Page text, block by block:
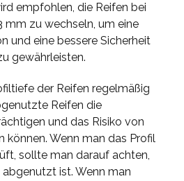
empfohlen, die Reifen bei
mm zu wechseln, um eine
und eine bessere Sicherheit
gewährleisten.
der Reifen regelmäßig
Reifen die
und das Risiko von
können. Wenn man das Profil
sollte man darauf achten,
ist. Wenn man